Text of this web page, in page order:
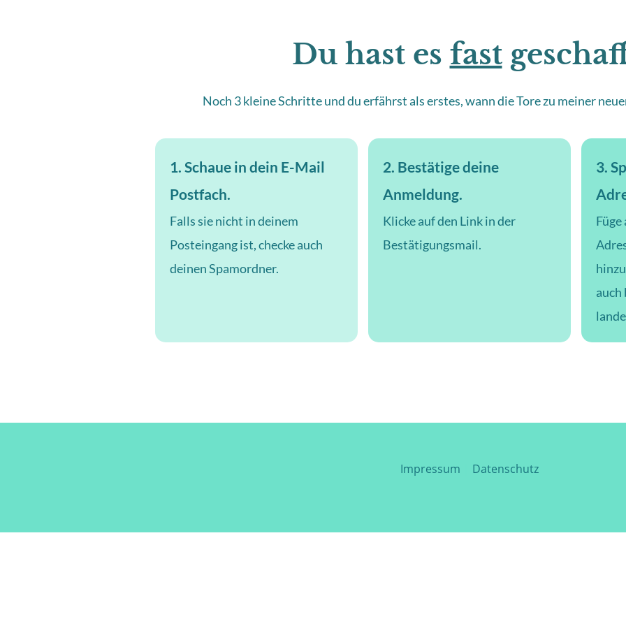
Du hast es fast
Noch 3 kleine Schritte und du erfährst als erstes, wann die Tore zu meiner
1. Schaue in dein E-Mail
Postfach.
Falls sie nicht in deinem
Posteingang ist, checke auch
deinen Spamordner.
2. Bestätige deine
Anmeldung.
Klicke auf den Link in der
Bestätigungsmail.
3.
auch
Impressum Datenschutz